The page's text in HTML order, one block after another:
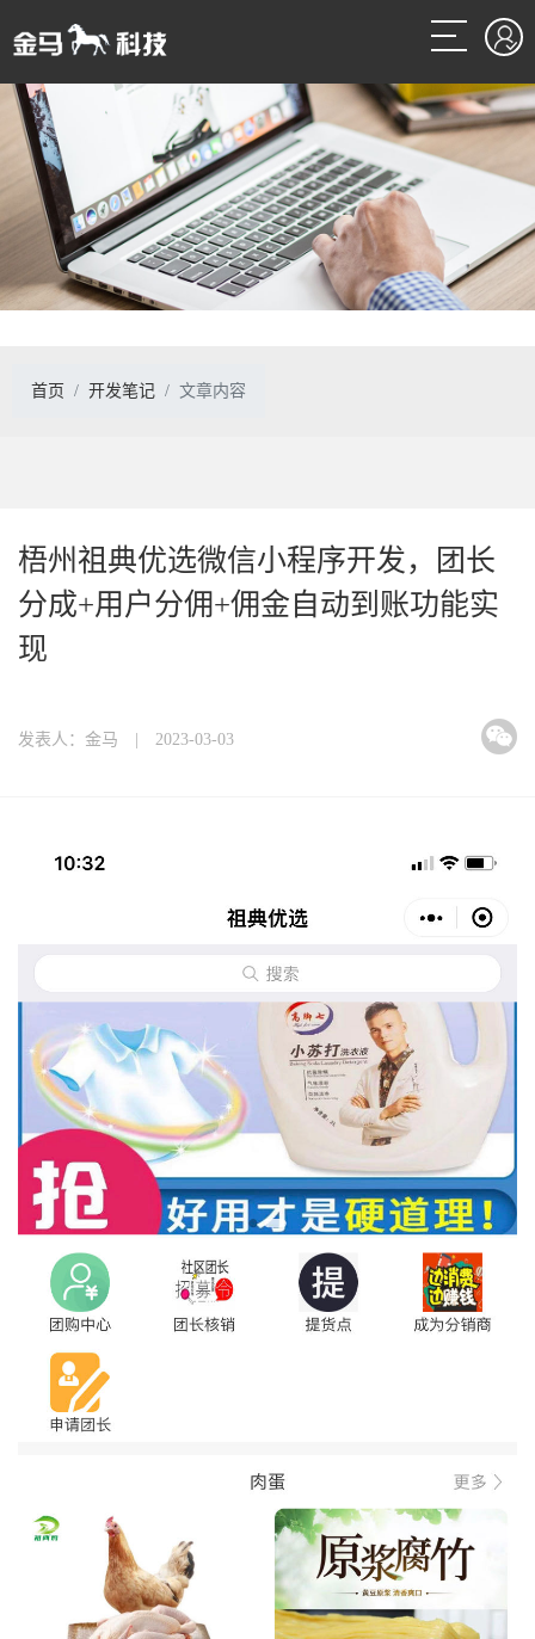
首页 开发笔记 文章内容
梧州祖典优选微信小程序开发，团长
分成+用户分佣+佣金自动到账功能实
现
发表人：金马 | 2023-03-03